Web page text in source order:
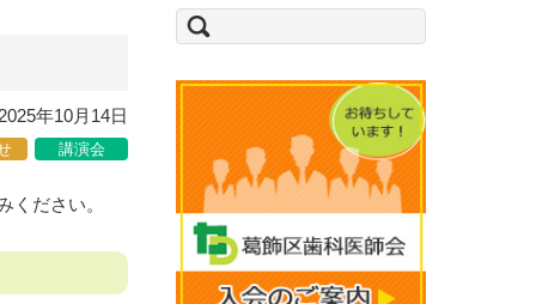
年10月14日
講演会
ください。
索: